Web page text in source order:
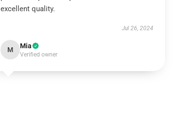
excellent quality.
Jul 26, 2024
M Mia
Verified owner